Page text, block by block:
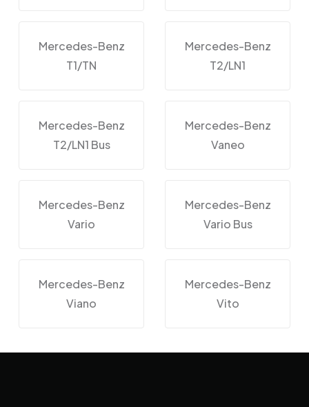
Mercedes-Benz
T1/TN
Mercedes-Benz
T2/LN1
Mercedes-Benz
T2/LN1 Bus
Mercedes-Benz
Vaneo
Mercedes-Benz
Vario
Mercedes-Benz
Vario Bus
Mercedes-Benz
Viano
Mercedes-Benz
Vito